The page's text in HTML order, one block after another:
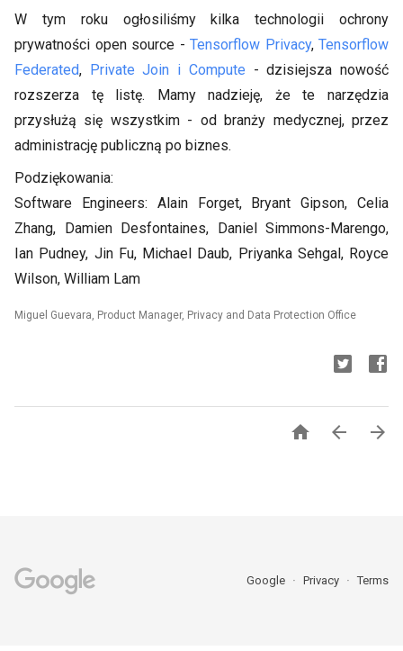
W tym roku ogłosiliśmy kilka technologii ochrony
prywatności open source - Tensorflow Privacy, Tensorflow
Federated, Private Join i Compute - dzisiejsza nowość
rozszerza tę listę. Mamy nadzieję, że te narzędzia
przysłużą się wszystkim - od branży medycznej, przez
administrację publiczną po biznes.
Podziękowania:
Software Engineers: Alain Forget, Bryant Gipson, Celia
Zhang, Damien Desfontaines, Daniel Simmons-Marengo,
Ian Pudney, Jin Fu, Michael Daub, Priyanka Sehgal, Royce
Wilson, William Lam
Miguel Guevara, Product Manager, Privacy and Data Protection Office
  
Google Privacy Terms